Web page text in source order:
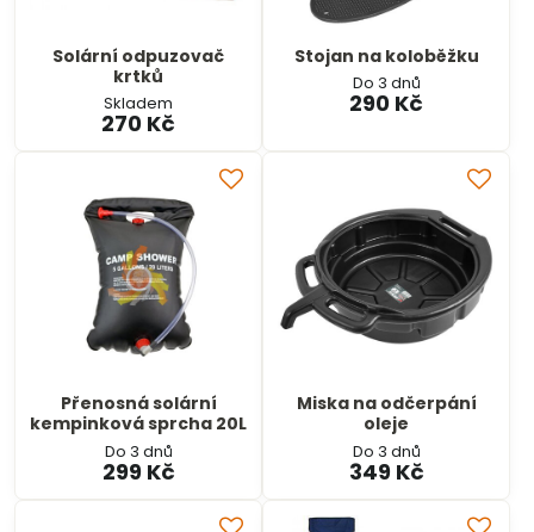
Solární odpuzovač
krtků
Skladem
270 Kč
Stojan na koloběžku
Do 3 dnů
290 Kč
Přenosná solární
kempinková sprcha 20L
Do 3 dnů
299 Kč
Miska na odčerpání
oleje
Do 3 dnů
349 Kč